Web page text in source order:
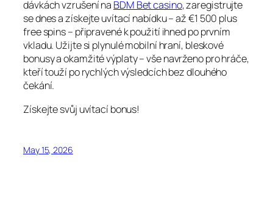
dávkách vzrušení na BDM Bet casino, zaregistrujte
se dnes a získejte uvítací nabídku – až €1 500 plus
free spins – připravené k použití ihned po prvním
vkladu. Užijte si plynulé mobilní hraní, bleskové
bonusy a okamžité výplaty – vše navrženo pro hráče,
kteří touží po rychlých výsledcích bez dlouhého
čekání.
Získejte svůj uvítací bonus!
May 15, 2026